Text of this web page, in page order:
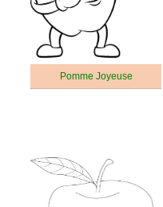
Pomme Joyeuse